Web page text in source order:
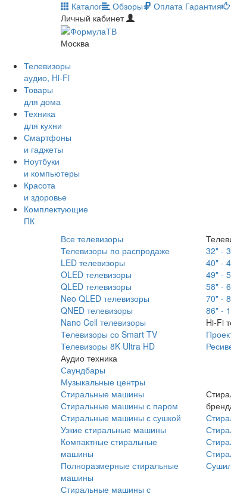
Каталог Обзоры Оплата Гарантия
Личный кабинет
Москва
Телевизоры
аудио, Hi-Fi
Товары
для дома
Техника
для кухни
Смартфоны
и гаджеты
Ноутбуки
и компьютеры
Красота
и здоровье
Комплектующие
ПК
Все телевизоры
Телевизоры по распродаже
LED телевизоры
OLED телевизоры
QLED телевизоры
Neo QLED телевизоры
QNED телевизоры
Nano Cell телевизоры
Телевизоры со Smart TV
Телевизоры 8K Ultra HD
Аудио техника
Саундбары
Музыкальные центры
32" -
40" -
49" -
58" -
70" -
86" -
Hi-Fi
Стиральные машины
Стиральные машины с паром
Стиральные машины с сушкой
Узкие стиральные машины
Компактные стиральные
машины
Полноразмерные стиральные
машины
Стиральные машины с